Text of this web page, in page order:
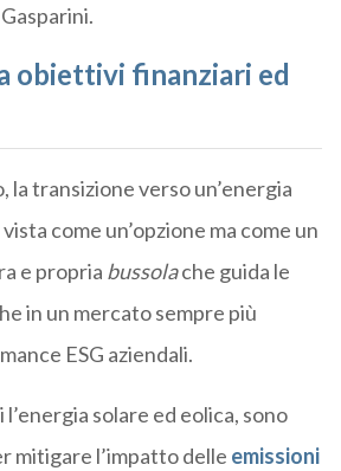
obiettivi finanziari ed
la transizione verso un’energia
come un’opzione ma come un
e propria bussolache guida le
in un mercato sempre più
ESG aziendali.
solare ed eolica, sono
mitigare l’impatto delle emissioni